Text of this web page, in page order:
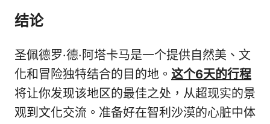
结论
圣佩德罗·德·阿塔卡马是一个提供自然美、文
化和冒险独特结合的目的地。 这个6天的行程
将让你发现该地区的最佳之处，从超现实的景
观到文化交流。准备好在智利沙漠的心脏中体